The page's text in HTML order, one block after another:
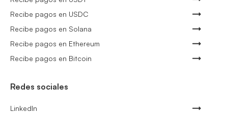
Recibe pagos en USDC
Recibe pagos en Solana
Recibe pagos en Ethereum
Recibe pagos en Bitcoin
Redes sociales
LinkedIn